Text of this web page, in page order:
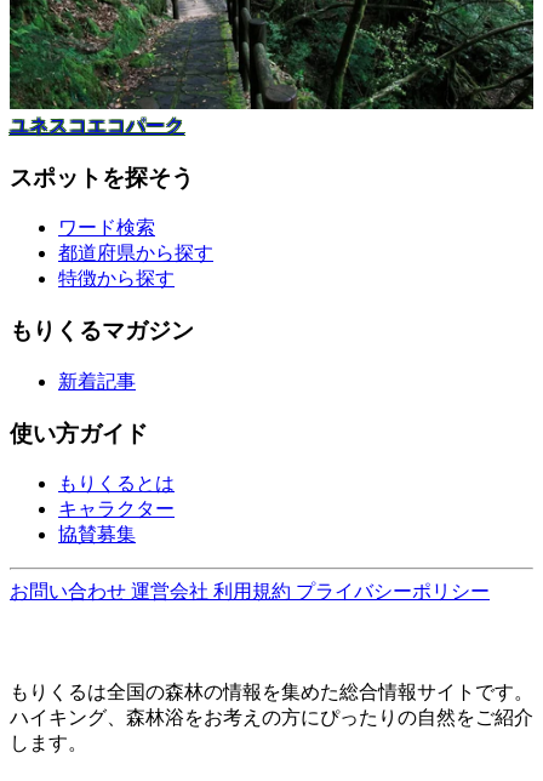
ユネスコエコパーク
スポットを探そう
ワード検索
都道府県から探す
特徴から探す
もりくるマガジン
新着記事
使い方ガイド
もりくるとは
キャラクター
協賛募集
お問い合わせ 運営会社 利用規約 プライバシーポリシー
もりくるは全国の森林の情報を集めた総合情報サイトです。
ハイキング、森林浴をお考えの方にぴったりの自然をご紹介
します。